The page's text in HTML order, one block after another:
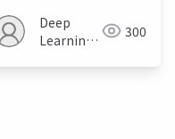
Deep
Learning
300